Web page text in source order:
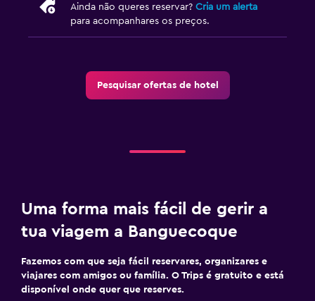
Roupeiro ou armárioAinda não queres reservar? Cria um alerta
para acompanhares os preços.
Pesquisar ofertas de hotel
Uma forma mais fácil de gerir a
tua viagem a Banguecoque
Fazemos com que seja fácil reservares, organizares e
viajares com amigos ou família. O Trips é gratuito e está
disponível onde quer que reserves.